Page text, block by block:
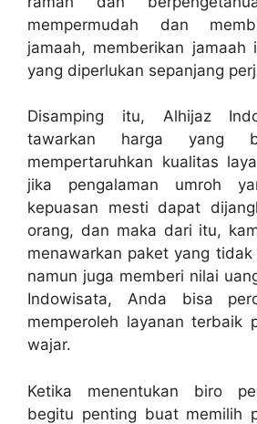
mempermudah dan
jamaah, memberikan
yang diperlukan sepanjang
Disamping itu, Alhijaz
tawarkan harga yang
mempertaruhkan kualitas
jika pengalaman umroh
kepuasan mesti dapat
orang, dan maka dari itu,
menawarkan paket yang
namun juga memberi nilai
Indowisata, Anda bisa
memperoleh layanan terbaik
wajar.
Ketika menentukan biro
begitu penting buat memilih